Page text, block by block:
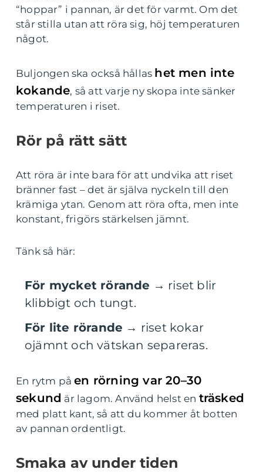
“hoppar” i pannan, är det för varmt. Om det
står stilla utan att röra sig, höj temperaturen
något.
Buljongen ska också hållas het men inte
kokande, så att varje ny skopa inte sänker
temperaturen i riset.
Rör på rätt sätt
Att röra är inte bara för att undvika att riset
bränner fast – det är själva nyckeln till den
krämiga ytan. Genom att röra ofta, men inte
konstant, frigörs stärkelsen jämnt.
Tänk så här:
För mycket rörande → riset blir
klibbigt och tungt.
För lite rörande → riset kokar
ojämnt och vätskan separeras.
En rytm påen rörning var 20–30
sekund är lagom. Använd helst en träsked
med platt kant, så att du kommer åt botten
av pannan ordentligt.
Smaka av under tiden